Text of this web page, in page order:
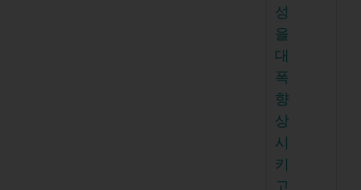
성
을
대
폭
향
상
시
키
고